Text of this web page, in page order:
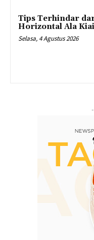
Tips Terhindar
Horizontal Ala
Selasa, 4 Agustus 2026